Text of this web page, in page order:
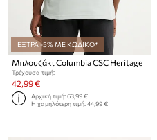
ΕΞΤΡΑ -5% ΜΕ ΚΩΔΙΚΟ*
Μπλουζάκι Columbia CSC Heritage
Τρέχουσα τιμή:
42,99 €
Αρχική τιμή:63,99 €
Η χαμηλότερη τιμή:44,99 €